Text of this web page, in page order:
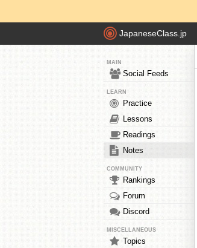
JapaneseClass.jp
MAIN
Social Feeds
LEARN
Practice
Lessons
Readings
Notes
COMMUNITY
Rankings
Forum
Discord
MISCELLANEOUS
Topics